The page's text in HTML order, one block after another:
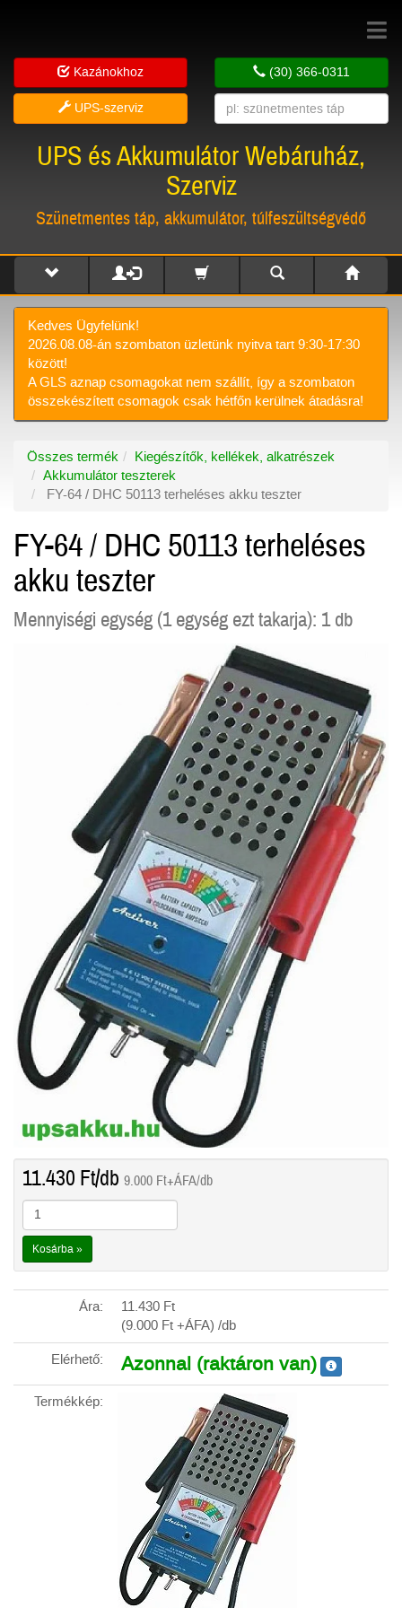
Toggle
Kazánokhoz
UPS-szerviz
(30) 366-0311
UPS és Akkumulátor Webáruház,
Szerviz
Szünetmentes táp, akkumulátor, túlfeszültségvédő
Kedves Ügyfelünk!
2026.08.08-án szombaton üzletünk nyitva tart 9:30-17:30
között!
A GLS aznap csomagokat nem szállít, így a szombaton
összekészített csomagok csak hétfőn kerülnek átadásra!
Összes termék
Kiegészítők, kellékek, alkatrészek
Akkumulátor teszterek
FY-64 / DHC 50113 terheléses akku teszter
FY-64 / DHC 50113 terheléses
akku teszter
Mennyiségi egység (1 egység ezt takarja): 1 db
11.430 Ft/db 9.000 Ft+ÁFA/db
Kosárba »
Ára: 11.430 Ft
(9.000 Ft +ÁFA) /db
Elérhető:
Azonnal (raktáron van)
Termékkép: